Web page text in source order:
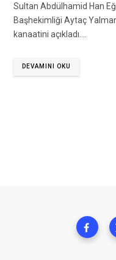
Sultan Abdülhamid Han
Başhekimliği Aytaç
kanaatini açıkladı.…
DEVAMINI OKU